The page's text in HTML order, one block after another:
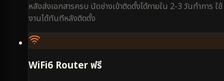
หลังส่งเอกสารครบ นัดช่างเข้าติดตั้งได้ภายใน 2-3 วันทำการ ใช้
งานได้ทันทีหลังติดตั้ง
WiFi6 Router ฟรี